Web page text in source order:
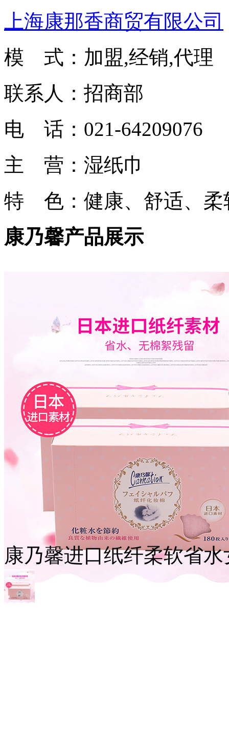
上海康那香商贸有限公司
模 式：加盟,经销,代理
联系人：招商部
电 话：021-64209076
主 营：湿纸巾
特 色：健康、舒适、柔
康乃馨产品展示
康乃馨进口纸纤柔软省